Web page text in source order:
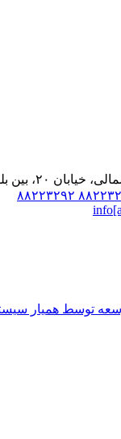
جانبازان، خیابان ۲۱، پلاک ۶۱، واحد ۲
توسط همیار